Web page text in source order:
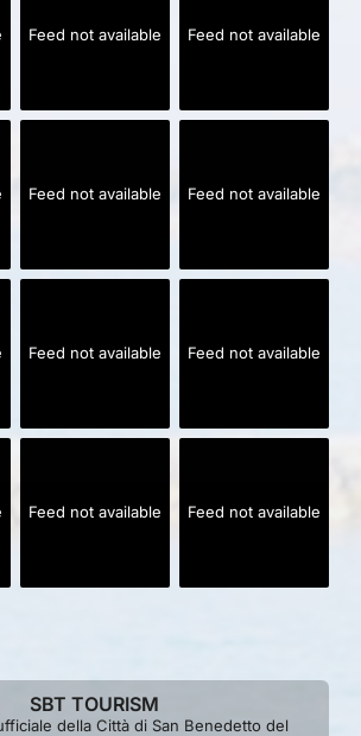
Feed not available Feed not available
Feed not available Feed not available
Feed not available Feed not available
Feed not available Feed not available
SBT TOURISM
della Città di San Benedetto del